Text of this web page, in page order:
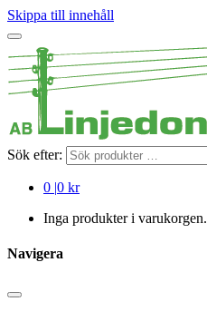
Skippa till innehåll
Sök efter:
0 |0 kr
Inga produkter i varukorgen.
Navigera